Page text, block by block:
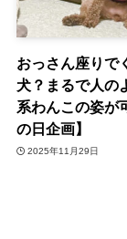
おっさん座りで
犬？まるで人の
系わんこの姿が
の日企画】
2025年11月29日